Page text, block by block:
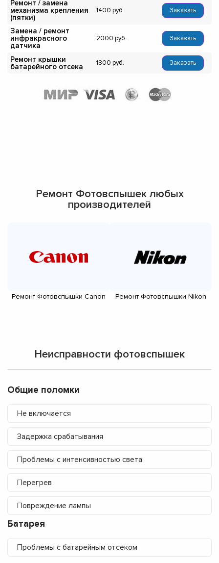
Ремонт / замена
механизма крепления
(пятки)
1400 Заказать
Замена / ремонт
инфракрасного
датчика
2000 Заказать
Ремонт крышки
батарейного отсека
1800 Заказать
Ремонт Фотовспышек любых
производителей
Ремонт Фотовспышки Canon Ремонт Фотовспышки Nikon
Неисправности фотовспышек
Общие поломки
Не включается
Задержка срабатывания
Проблемы с интенсивностью света
Перегрев
Повреждение лампы
Батарея
Проблемы с батарейным отсеком